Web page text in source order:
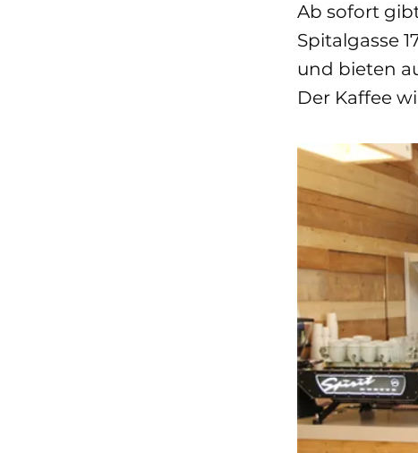
Ab sofort
Spitalgasse
und bieten
Der Kaffee